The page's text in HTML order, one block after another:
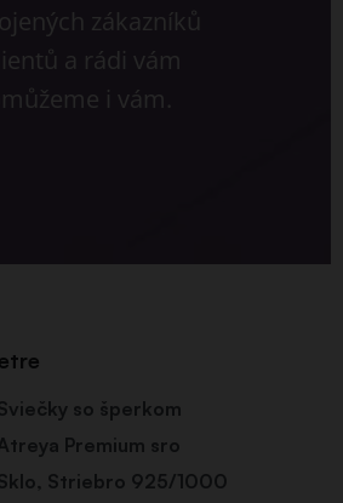
zákazníků
a rádi vám
i vám.
so šperkom
Premium sro
, Striebro 925/1000